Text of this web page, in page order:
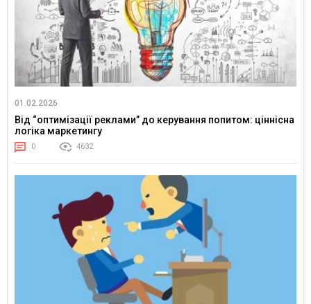
01.02.2026
Від “оптимізації реклами” до керування попитом: ціннісна
логіка маркетингу
0 4632